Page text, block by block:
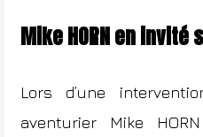
Mike HORN en invité
Lors d’une
aventurier
Mike HORN